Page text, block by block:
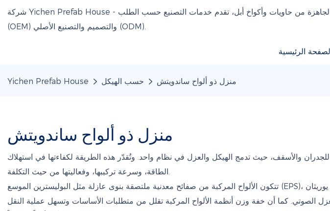
شركة Yichen Prefab House - شركة صينية لتصنيع المنازل الجاهزة من حاويات وأكواخ أبل، تقدم خدمات التصنيع حسب الطلب
(OEM) والتصميم والتصنيع الأصلي (ODM).
الرئيسية
Yichen Prefab House حسب الهيكل منزل ذو ألواح ساندويتش
منزل ذو ألواح ساندويتش
والأسقف، حيث تدمج الهيكل والعزل في نظام واحد. وتُقدّر هذه الطريقة لكفاءتها في استهلاك
الطاقة، وسرعة تركيبها، وفعاليتها من حيث التكلفة.
تتكون الألواح المركبة من صفائح معدنية ملتصقة بنوى عازلة مثل البوليسترين الموسع (EPS)، أو الصوف الصخري، أو البولي يوريثان (PU)، أو البولي إيزوسيانورات (PIR). توفر هذه الألواح مستويات